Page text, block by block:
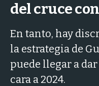
del cruce
En tanto, hay
la estrategia de
puede llegar a
cara a 2024.